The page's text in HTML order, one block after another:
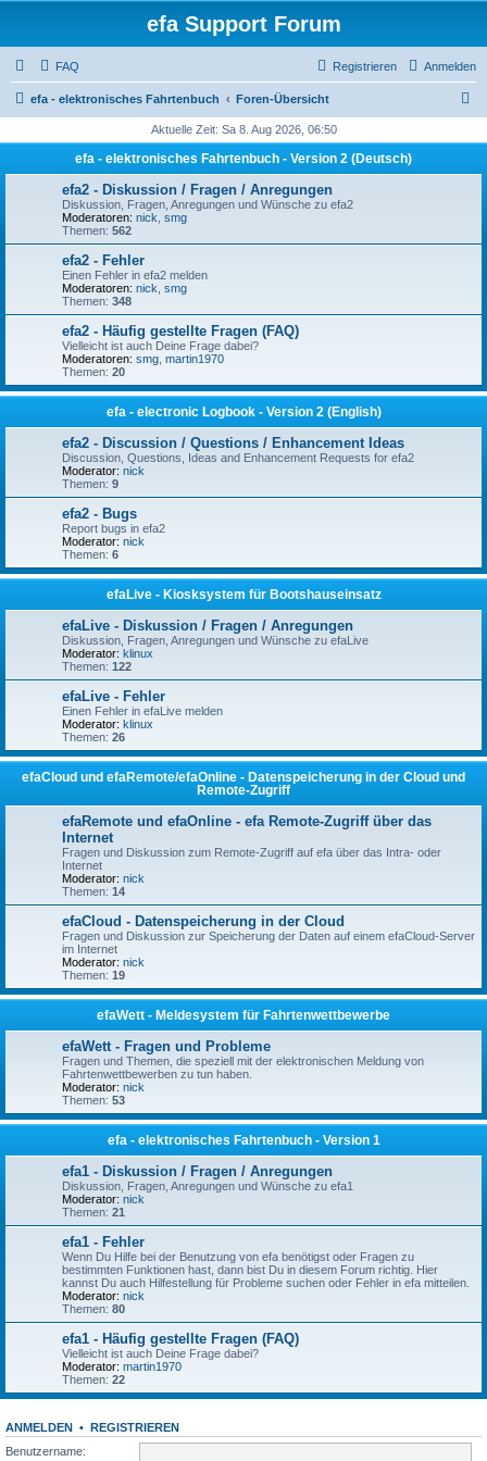
efa Support Forum
FAQ Anmelden
Registrieren
efa - elektronisches Fahrtenbuch Foren-Übersicht
h
Aktuelle Zeit: Sa 8. Aug 2026, 06:50
efa - elektronisches Fahrtenbuch - Version 2 (Deutsch)
efa2 - Diskussion / Fragen / Anregungen
Diskussion, Fragen, Anregungen und Wünsche zu efa2
Moderatoren: nick smg
Themen: 562
efa2 - Fehler
Einen Fehler in efa2 melden
Moderatoren: nick smg
Themen: 348
efa2 - Häufig gestellte Fragen (FAQ)
Vielleicht ist auch Deine Frage dabei?
Moderatoren: smg martin1970
Themen: 20
efa - electronic Logbook - Version 2 (English)
efa2 - Discussion / Questions / Enhancement Ideas
Discussion, Questions, Ideas and Enhancement Requests for efa2
Moderator: nick
Themen: 9
efa2 - Bugs
Report bugs in efa2
Moderator: nick
Themen: 6
efaLive - Kiosksystem für Bootshauseinsatz
efaLive - Diskussion / Fragen / Anregungen
Diskussion, Fragen, Anregungen und Wünsche zu efaLive
Moderator: klinux
Themen: 122
efaLive - Fehler
Einen Fehler in efaLive melden
Moderator: klinux
Themen: 26
efaCloud und efaRemote/efaOnline - Datenspeicherung in der Cloud und
Remote-Zugriff
efaRemote und efaOnline - efa Remote-Zugriff über das
Internet
Fragen und Diskussion zum Remote-Zugriff auf efa über das Intra- oder
Internet
Moderator: nick
Themen: 14
efaCloud - Datenspeicherung in der Cloud
Fragen und Diskussion zur Speicherung der Daten auf einem efaCloud-Server
im Internet
Moderator: nick
Themen: 19
efaWett - Meldesystem für Fahrtenwettbewerbe
efaWett - Fragen und Probleme
Fragen und Themen, die speziell mit der elektronischen Meldung von
Fahrtenwettbewerben zu tun haben.
Moderator: nick
Themen: 53
efa - elektronisches Fahrtenbuch - Version 1
efa1 - Diskussion / Fragen / Anregungen
Diskussion, Fragen, Anregungen und Wünsche zu efa1
Moderator: nick
Themen: 21
efa1 - Fehler
Wenn Du Hilfe bei der Benutzung von efa benötigst oder Fragen zu
bestimmten Funktionen hast, dann bist Du in diesem Forum richtig. Hier
kannst Du auch Hilfestellung für Probleme suchen oder Fehler in efa mitteilen.
Moderator: nick
Themen: 80
efa1 - Häufig gestellte Fragen (FAQ)
Vielleicht ist auch Deine Frage dabei?
Moderator: martin1970
Themen: 22
ANMELDEN • REGISTRIEREN
Benutzername: